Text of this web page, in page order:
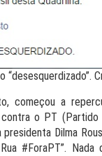
“desesquerdizado”.
começou a
o PT (Partido
Dilma
#ForaPT”. Nada